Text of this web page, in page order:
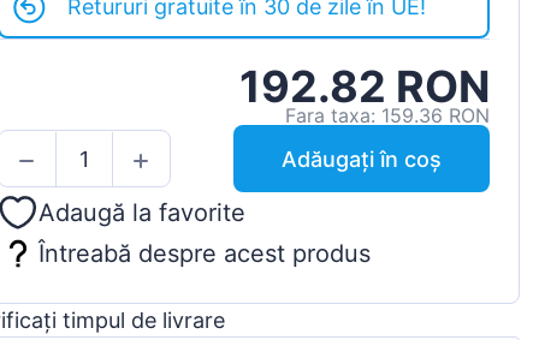
Retururi gratuite în 30 de zile în UE!
192.82 RON
Fara taxa: 159.36 RON
Adăugați în coș
Adaugă la favorite
Întreabă despre acest produs
timpul de livrare